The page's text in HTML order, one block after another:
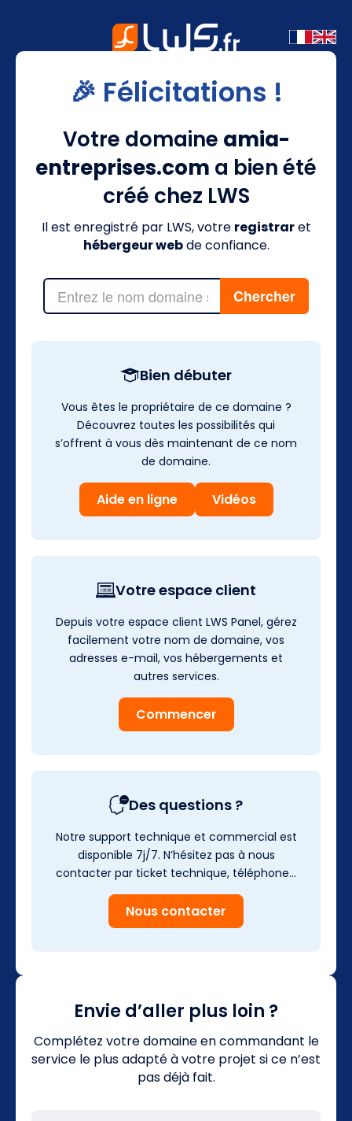
🎉 Félicitations !
Votre domaine amia-
entreprises.com a bien été
créé chez LWS
Il est enregistré par LWS, votre registraret
hébergeur webde confiance.
Bien débuter
Vous êtes le propriétaire de ce domaine ?
Découvrez toutes les possibilités qui
s’offrent à vous dès maintenant de ce nom
de domaine.
Aide en ligne Vidéos
Votre espace client
Depuis votre espace client LWS Panel, gérez
facilement votre nom de domaine, vos
adresses e-mail, vos hébergements et
autres services.
Commencer
Des questions ?
Notre support technique et commercial est
disponible 7j/7. N’hésitez pas à nous
contacter par ticket technique, téléphone…
Nous contacter
Envie d’aller plus loin ?
Complétez votre domaine en commandant le
service le plus adapté à votre projet si ce n’est
pas déjà fait.